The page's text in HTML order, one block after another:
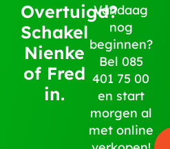
Overtuigd?
Schakel
Nienke
of Fred
in.
Vandaag
nog
beginnen?
Bel 085
401 75 00
en start
morgen al
met online